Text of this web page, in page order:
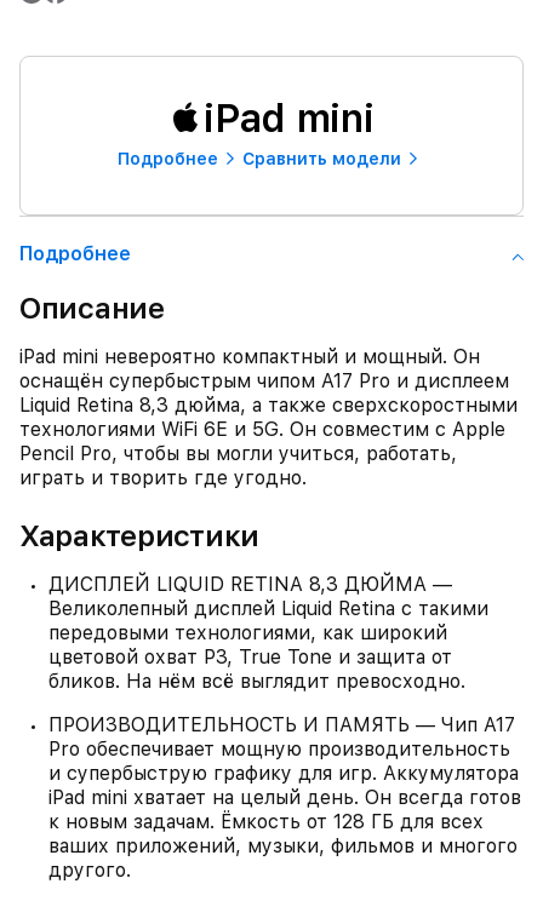
iPad mini
Подробнее Сравнить модели
Подробнее
Описание
iPad mini невероятно компактный и мощный. Он
оснащён супербыстрым чипом A17 Pro и дисплеем
Liquid Retina 8,3 дюйма, а также сверхскоростными
технологиями WiFi 6E и 5G. Он совместим с Apple
Pencil Pro, чтобы вы могли учиться, работать,
играть и творить где угодно.
Характеристики
ДИСПЛЕЙ LIQUID RETINA 8,3 ДЮЙМА —
Великолепный дисплей Liquid Retina с такими
передовыми технологиями, как широкий
цветовой охват P3, True Tone и защита от
бликов. На нём всё выглядит превосходно.
ПРОИЗВОДИТЕЛЬНОСТЬ И ПАМЯТЬ — Чип A17
Pro обеспечивает мощную производительность
и супербыструю графику для игр. Аккумулятора
iPad mini хватает на целый день. Он всегда готов
к новым задачам. Ёмкость от 128 ГБ для всех
ваших приложений, музыки, фильмов и многого
другого.